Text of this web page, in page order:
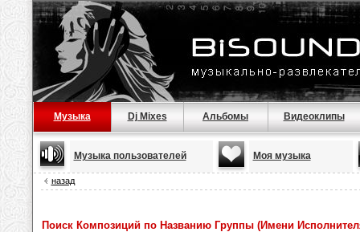
Музыка Dj Mixes Альбомы Видеоклипы
Музыка пользователей Моя музыка
назад
Поиск Композиций по Названию Группы (Имени